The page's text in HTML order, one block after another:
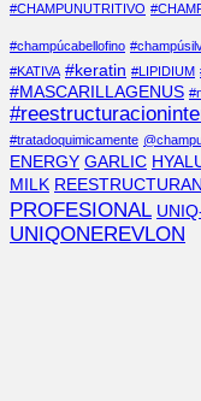
#CHAMPUNUTRITIVO
#champúcabellofino
#KATIVA #keratin #LIPIDIUM
#MASCARILLAGENUS
#tratadoquimicamente
ENERGY GARLIC
MILK
PROFESIONAL
UNIQONEREVLON